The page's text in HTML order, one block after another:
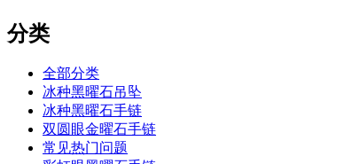
分类
全部分类
冰种黑曜石吊坠
冰种黑曜石手链
双圆眼金曜石手链
常见热门问题